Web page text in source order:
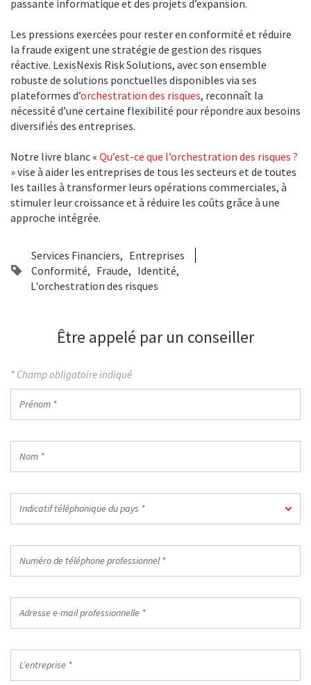
passante informatique et des projets d’expansion.
Les pressions exercées pour rester en conformité et réduire
la fraude exigent une stratégie de gestion des risques
réactive. LexisNexis Risk Solutions, avec son ensemble
robuste de solutions ponctuelles disponibles via ses
plateformes d’orchestration des risques, reconnaît la
nécessité d’une certaine flexibilité pour répondre aux besoins
diversifiés des entreprises.
Notre livre blanc « Qu’est-ce que l’orchestration des risques ?
» vise à aider les entreprises de tous les secteurs et de toutes
les tailles à transformer leurs opérations commerciales, à
stimuler leur croissance et à réduire les coûts grâce à une
approche intégrée.
Services Financiers
Entreprises
Conformité
Fraude
Identité
L'orchestration des risques
Être appelé par un conseiller
* Champ obligatoire indiqué
téléphonique
pays
Indicatif téléphonique du pays *
de
professionnel
e-
professionnelle